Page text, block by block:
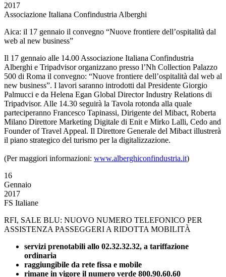
2017
Associazione Italiana Confindustria Alberghi
Aica: il 17 gennaio il convegno “Nuove frontiere dell’ospitalità dal
web al new business”
Il 17 gennaio alle 14.00 Associazione Italiana Confindustria
Alberghi e Tripadvisor organizzano presso l’Nh Collection Palazzo
500 di Roma il convegno: “Nuove frontiere dell’ospitalità dal web al
new business”. I lavori saranno introdotti dal Presidente Giorgio
Palmucci e da Helena Egan Global Director Industry Relations di
Tripadvisor. Alle 14.30 seguirà la Tavola rotonda alla quale
parteciperanno Francesco Tapinassi, Dirigente del Mibact, Roberta
Milano Direttore Marketing Digitale di Enit e Mirko Lalli, Cedo and
Founder of Travel Appeal. Il Direttore Generale del Mibact illustrerà
il piano strategico del turismo per la digitalizzazione.
(Per maggiori informazioni: www.alberghiconfindustria.it)
16
Gennaio
2017
FS Italiane
RFI, SALE BLU: NUOVO NUMERO TELEFONICO PER
ASSISTENZA PASSEGGERI A RIDOTTA MOBILITÀ
servizi prenotabili allo 02.32.32.32, a tariffazione
ordinaria
raggiungibile da rete fissa e mobile
rimane in vigore il numero verde 800.90.60.60